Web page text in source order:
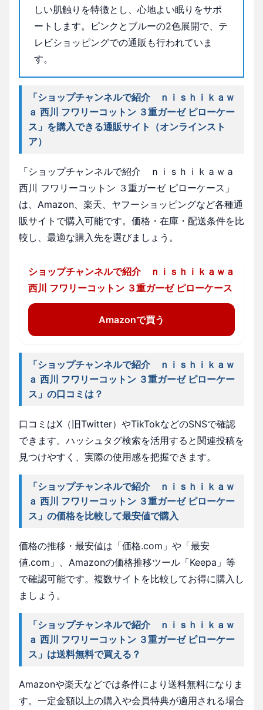
しい肌触りを特徴とし、心地よい眠りをサポ
ートします。ピンクとブルーの2色展開で、テ
レビショッピングでの通販も行われていま
す。
「ショップチャンネルで紹介 ｎｉｓｈｉｋａｗ
ａ 西川 フワリーコットン ３重ガーゼ ピローケー
ス」を購入できる通販サイト（オンラインスト
ア）
「ショップチャンネルで紹介 ｎｉｓｈｉｋａｗａ
西川 フワリーコットン ３重ガーゼ ピローケース」
は、Amazon、楽天、ヤフーショッピングなど各種通
販サイトで購入可能です。価格・在庫・配送条件を比
較し、最適な購入先を選びましょう。
ショップチャンネルで紹介 ｎｉｓｈｉｋａｗａ
西川 フワリーコットン ３重ガーゼ ピローケース
Amazonで買う
「ショップチャンネルで紹介 ｎｉｓｈｉｋａｗ
ａ 西川 フワリーコットン ３重ガーゼ ピローケー
ス」の口コミは？
口コミはX（旧Twitter）やTikTokなどのSNSで確認
できます。ハッシュタグ検索を活用すると関連投稿を
見つけやすく、実際の使用感を把握できます。
「ショップチャンネルで紹介 ｎｉｓｈｉｋａｗ
ａ 西川 フワリーコットン ３重ガーゼ ピローケー
ス」の価格を比較して最安値で購入
価格の推移・最安値は「価格.com」や「最安
値.com」、Amazonの価格推移ツール「Keepa」等
で確認可能です。複数サイトを比較してお得に購入し
ましょう。
「ショップチャンネルで紹介 ｎｉｓｈｉｋａｗ
ａ 西川 フワリーコットン ３重ガーゼ ピローケー
ス」は送料無料で買える？
Amazonや楽天などでは条件により送料無料になりま
す。一定金額以上の購入や会員特典が適用される場合